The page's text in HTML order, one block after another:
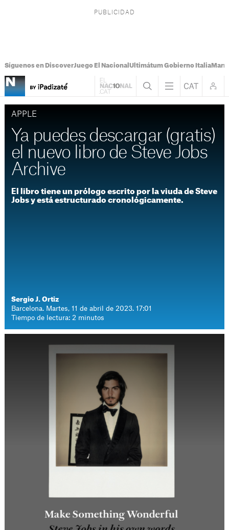
Síguenos en DiscoverJuego El Nacional Ultimátum Gobierno Italia
APPLE
Ya puedes descargar (gratis)
el nuevo libro de Steve Jobs
Archive
El libro tiene un prólogo escrito por la viuda de Steve
Jobs y está estructurado cronológicamente.
Sergio J. Ortiz
Barcelona. Martes, 11 de abril de 2023. 17:01
Tiempo de lectura: 2 minutos